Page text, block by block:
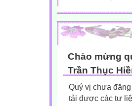
Chào mừng
Trần Thục
Quý vị chưa
tải được các tư